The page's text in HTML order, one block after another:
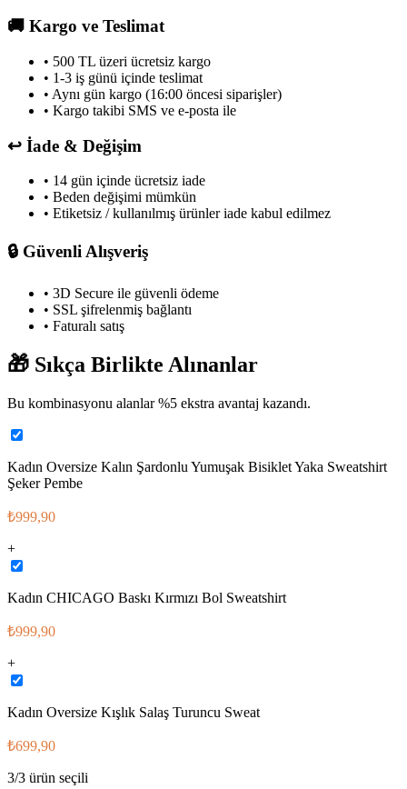
🚚 Kargo ve Teslimat
• 500 TL üzeri ücretsiz kargo
• 1-3 iş günü içinde teslimat
• Aynı gün kargo (16:00 öncesi siparişler)
• Kargo takibi SMS ve e-posta ile
↩️ İade & Değişim
• 14 gün içinde ücretsiz iade
• Beden değişimi mümkün
• Etiketsiz / kullanılmış ürünler iade kabul edilmez
🔒 Güvenli Alışveriş
• 3D Secure ile güvenli ödeme
• SSL şifrelenmiş bağlantı
• Faturalı satış
🎁 Sıkça Birlikte Alınanlar
Bu kombinasyonu alanlar %5 ekstra avantaj kazandı.
Kadın Oversize Kalın Şardonlu Yumuşak Bisiklet Yaka Sweatshirt
Şeker Pembe
₺999,90
+
Kadın CHICAGO Baskı Kırmızı Bol Sweatshirt
₺999,90
+
Kadın Oversize Kışlık Salaş Turuncu Sweat
₺699,90
3/3 ürün seçili